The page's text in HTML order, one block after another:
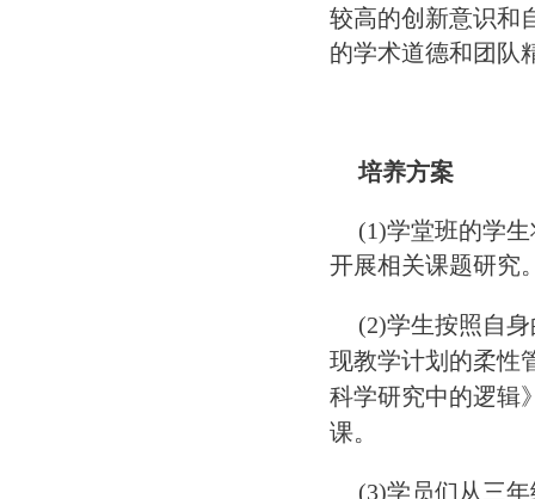
较高的创新意识和
的学术道德和团队
培养方案
(1)学堂班的学
开展相关课题研究
(2)学生按照自
现教学计划的柔性
科学研究中的逻辑
课。
(3)学员们从三